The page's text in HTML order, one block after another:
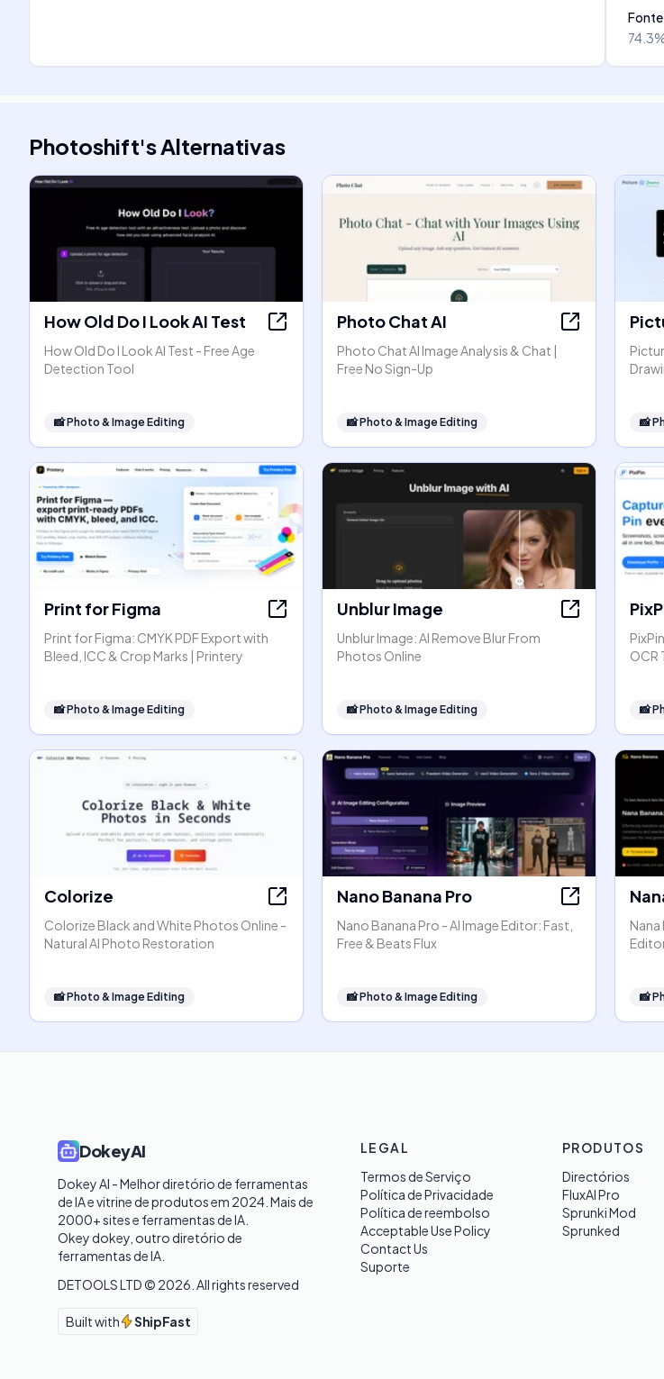
Photoshift'sAlternativas
How Old Do I Look AI Test
How Old Do I Look AI Test - Free Age
Detection Tool
📸Photo & Image Editing
Photo Chat AI
Photo Chat AI Image Analysis & Chat |
Free No Sign-Up
📸Photo & Image Editing 📸
Print for Figma
Print for Figma: CMYK PDF Export with
Bleed, ICC & Crop Marks | Printery
📸Photo & Image Editing
Unblur Image
Unblur Image: AI Remove Blur From
Photos Online
📸Photo & Image Editing
OCR
📸
Colorize
Colorize Black and White Photos Online -
Natural AI Photo Restoration
📸Photo & Image Editing
Nano Banana Pro
Nano Banana Pro - AI Image Editor: Fast,
Free & Beats Flux
📸Photo & Image Editing
Nana
📸
DokeyAI
Dokey AI - Melhor diretório de ferramentas
de IA e vitrine de produtos em 2024. Mais de
2000+ sites e ferramentas de IA.
Okey dokey, outro diretório de
ferramentas de IA.
DETOOLS LTD © 2026 . All rights reserved
Built with ShipFast
LEGAL
Termos de Serviço
Política de Privacidade
Política de reembolso
Acceptable Use Policy
Contact Us
Suporte
PRODUTOS
Directórios
FluxAI Pro
Sprunki Mod
Sprunked